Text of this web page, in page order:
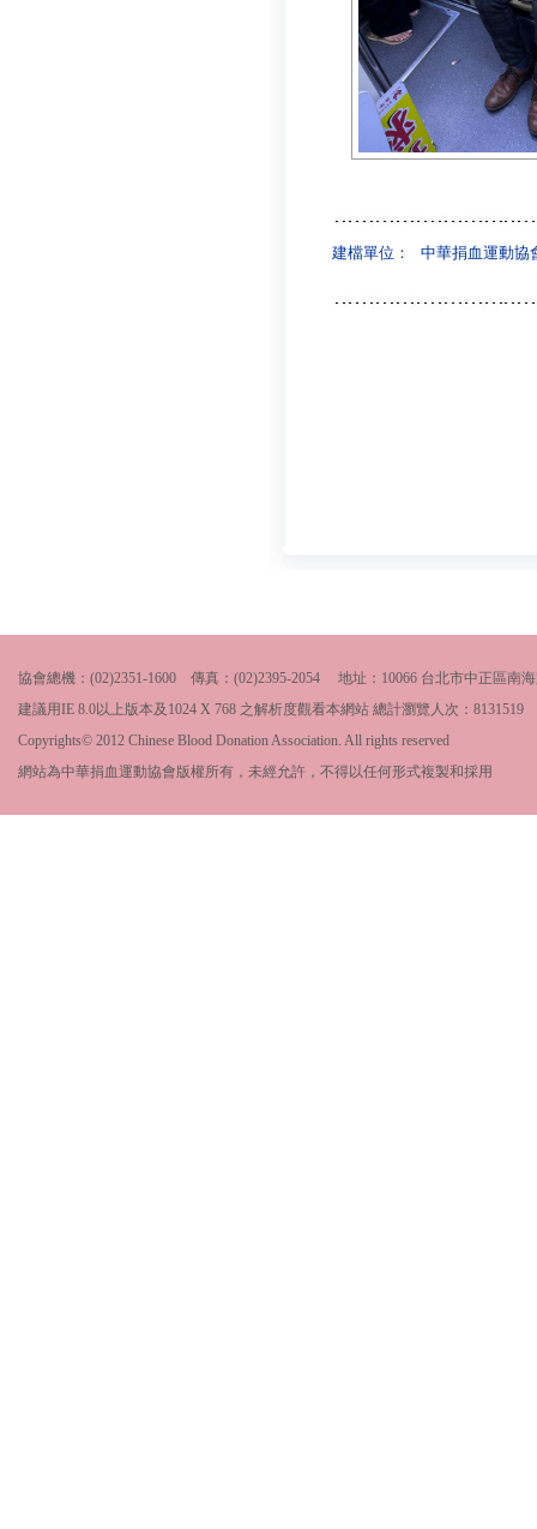
建檔單位： 中華捐血運動協
協會總機：(02)2351-1600 傳真：(02)2395-2054 地址：10066 台北市中正區南
建議用IE 8.0以上版本及1024 X 768 之解析度觀看本網站 總計瀏覽人次： 8131519
Copyrights© 2012 Chinese Blood Donation Association. All rights reserved
網站為中華捐血運動協會版權所有，未經允許，不得以任何形式複製和採用